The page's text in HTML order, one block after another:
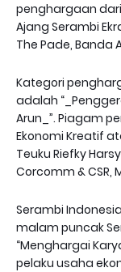
penghargaan
Ajang Serambi
The Pade, Banda
Kategori
adalah
Arun_”. Piagam
Ekonomi Kreatif
Teuku Riefky
Corcomm & CSR,
Serambi
malam puncak
“Menghargai
pelaku usaha